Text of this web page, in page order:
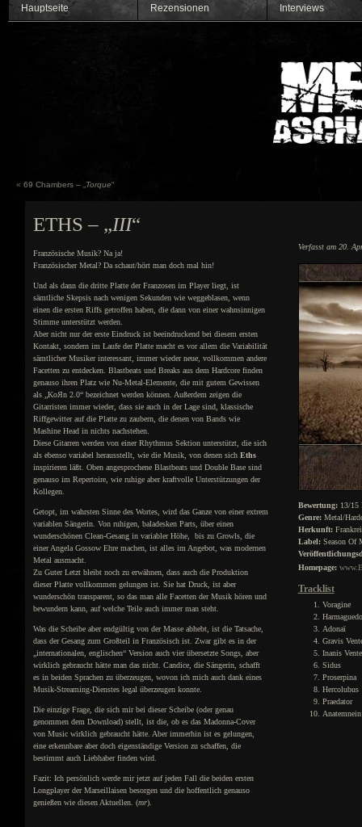
Hauptseite Rezensionen Interviews
« 69 Chambers – „ Torque“
ETHS – „III“
Verfasst am 20.
Französische Musik? Na ja!
Französischer Metal? Da schaut/hört man doch mal hin!
Und als dann die dritte Platte der Franzosen im Player liegt, ist
sämtliche Skepsis nach wenigen Sekunden wie weggeblasen, wenn
einen die ersten Riffs getroffen haben, die dann von einer wahnsinnigen
Stimme unterstützt werden.
Aber nicht nur der erste Eindruck ist beeindruckend bei diesem ersten
Kontakt, sondern im Laufe der Platte macht es vor allem die Variabilität
sämtlicher Musiker interessant, immer wieder neue, vollkommen andere
Facetten zu entdecken. Blastbeats und Breaks aus dem Hardcore finden
genauso ihren Platz wie Nu-Metal-Elemente, die mit gutem Gewissen
als „KoЯn 2.0“ bezeichnet werden können. Außerdem zeigen die
Gitarristen immer wieder, dass sie auch in der Lage sind, klassische
Riffgewitter auf die Platte zu zaubern, die denen von Bands wie
Mashine Head in nichts nachstehen.
Diese Gitarren werden von einer Rhythmus Sektion unterstützt, die sich
als ebenso variabel herausstellt, wie die Musik, von denen sich Eths
inspirieren läßt. Oben angesprochene Blastbeats und Double Base sind
genauso im Repertoire, wie ruhige aber kraftvolle Unterstützungen der
Kollegen.
Getopt, im wahrsten Sinne des Wortes, wird das Ganze von einer extrem
variablen Sängerin. Von ruhigen, baladesken Parts, über einen
wunderschönen Clean-Gesang in variabler Höhe, bis zu Growls, die
einer Angela Gossow Ehre machen, ist alles im Angebot, was modernen
Metal ausmacht.
Zu Guter Letzt bleibt noch zu erwähnen, dass auch die Produktion
dieser Platte vollkommen gelungen ist. Sie hat Druck, ist aber
wunderschön transparent, so das man alle Facetten der Musik hören und
bewundern kann, auf welche Teile auch immer man steht.
Was die Scheibe aber endgültig von der Masse abhebt, ist die Tatsache,
dass der Gesang zum Großteil in Französisch ist. Zwar gibt es in der
„internationalen, englischen“ Version auch vier übersetzte Songs, aber
wirklich gebraucht hätte man das nicht. Candice, die Sängerin, schafft
es in beiden Sprachen zu überzeugen, wovon ich mich auch dank eines
Musik-Streaming-Dienstes legal überzeugen konnte.
Die einzige Frage, die sich mir bei dieser Scheibe (oder genau
genommen dem Download) stellt, ist die, ob es das Madonna-Cover
von Music wirklich gebraucht hätte. Aber immerhin ist es gelungen,
eine erkennbare aber doch eigenständige Version zu schaffen, die
bestimmt auch Liebhaber finden wird.
Fazit: Ich persönlich werde mir jetzt auf jeden Fall die beiden ersten
Longplayer der Marseillaisen besorgen und die hoffentlich genauso
genießen wie diesen Aktuellen. (mr).
Bewertung:13/15
Genre:Metal/
Herkunft:
Label:Season Of
Homepage:
Tracklist
Voragine
Adonaï
Gravis
Inanis
Sidus
Proserpina
Hercolubus
Praedator
Anatemnein